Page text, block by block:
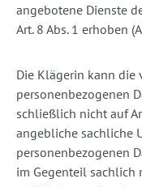
angebotene Dienste
Art. 8 Abs. 1 erhoben
Die Klägerin kann die
personenbezogenen
schließlich nicht auf
angebliche sachliche
personenbezogenen
im Gegenteil